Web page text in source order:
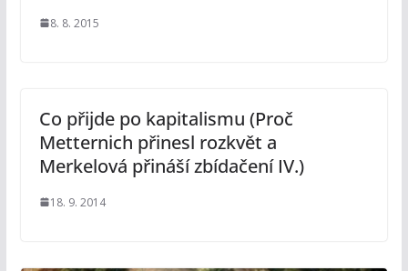
8. 8. 2015
Co přijde po kapitalismu (Proč
Metternich přinesl rozkvět a
Merkelová přináší zbídačení IV.)
18. 9. 2014